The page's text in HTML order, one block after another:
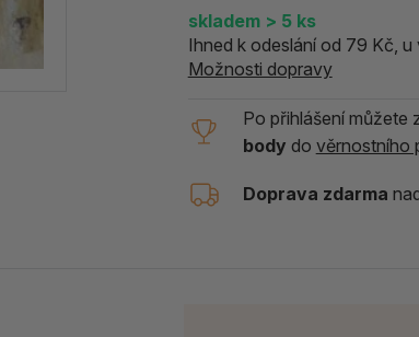
skladem> 5 ks
Ihned k odeslání od 79 Kč, u
Možnosti dopravy
Po přihlášení můžete
body do věrnostního
Doprava zdarma